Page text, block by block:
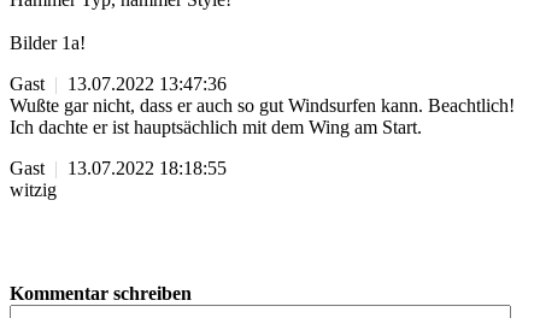
Bilder 1a!
Gast | 13.07.2022 13:47:36
Wußte gar nicht, dass er auch so gut Windsurfen kann. Beachtlich!
Ich dachte er ist hauptsächlich mit dem Wing am Start.
Gast | 13.07.2022 18:18:55
witzig
Kommentar schreiben